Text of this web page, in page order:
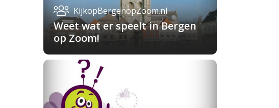
KijkopBergenopZoom.nl
Weet wat er speelt in Bergen
op Zoom!